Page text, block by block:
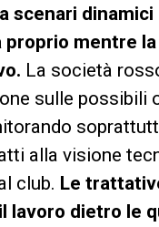
scenari dinamici
mentre
La società
sulle possibili
alla visione
club. Le
lavoro dietro le